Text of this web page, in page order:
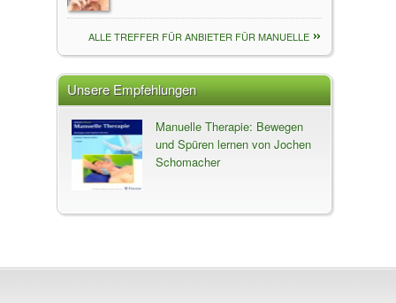
ALLE TREFFER FÜR ANBIETER FÜR MANUELLE
MUSKELTHERAPIE
Unsere Empfehlungen
Manuelle Therapie: Bewegen
und Spüren lernen von Jochen
Schomacher